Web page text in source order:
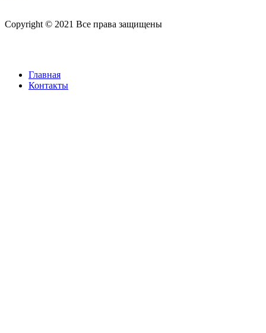
Copyright © 2021 Все права защищены
Главная
Контакты